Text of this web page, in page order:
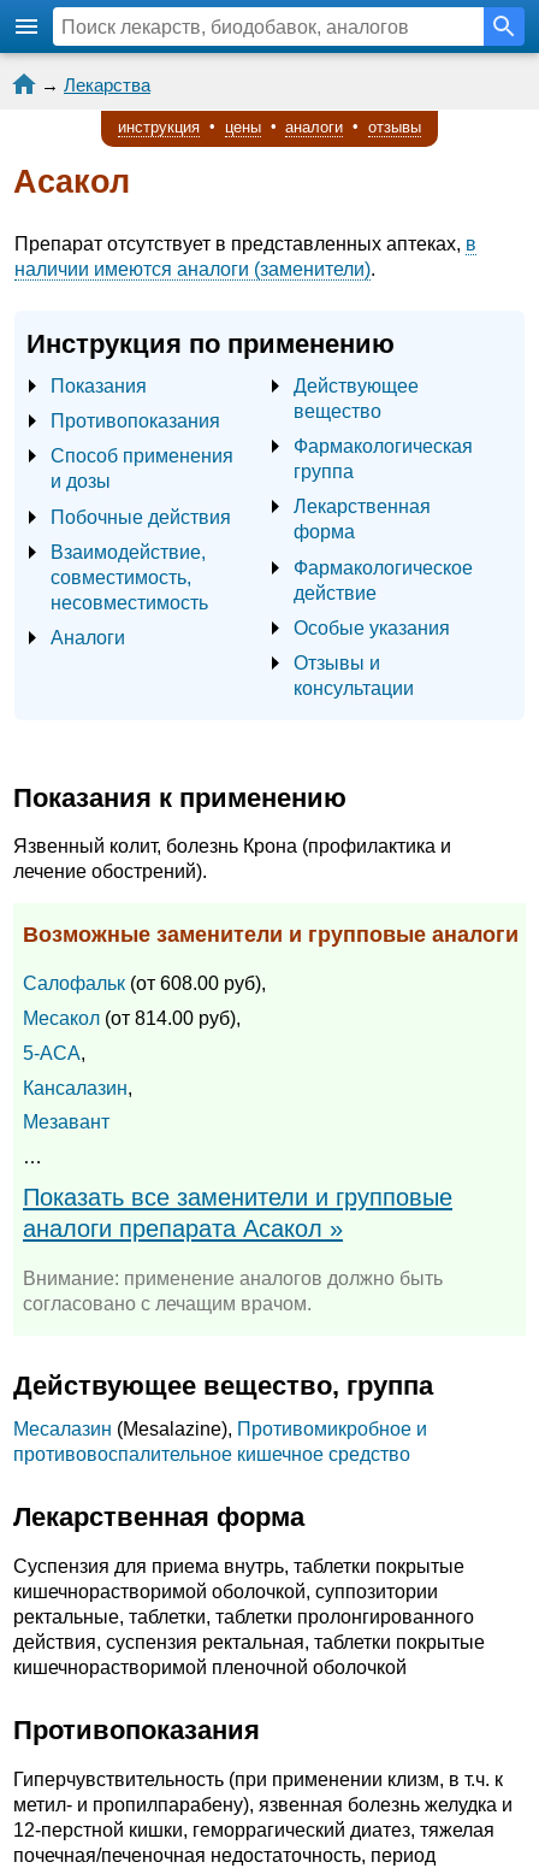
→ Лекарства
инструкция • цены • аналоги • отзывы
Асакол
Препарат отсутствует в представленных аптеках, в
наличии имеются аналоги (заменители).
Инструкция по применению
Показания
Противопоказания
Способ применения
и дозы
Побочные действия
Взаимодействие,
совместимость,
несовместимость
Аналоги
Действующее
вещество
Фармакологическая
группа
Лекарственная
форма
Фармакологическое
действие
Особые указания
Отзывы и
консультации
Показания к применению
Язвенный колит, болезнь Крона (профилактика и
лечение обострений).
Возможные заменители и групповые аналоги
Салофальк (от 608.00 руб),
Месакол (от 814.00 руб),
5-АСА,
Кансалазин,
Мезавант
…
Показать все заменители и групповые
аналоги препарата Асакол »
Внимание: применение аналогов должно быть
согласовано с лечащим врачом.
Действующее вещество, группа
Месалазин (Mesalazine), Противомикробное и
противовоспалительное кишечное средство
Лекарственная форма
Суспензия для приема внутрь, таблетки покрытые
кишечнорастворимой оболочкой, суппозитории
ректальные, таблетки, таблетки пролонгированного
действия, суспензия ректальная, таблетки покрытые
кишечнорастворимой пленочной оболочкой
Противопоказания
Гиперчувствительность (при применении клизм, в т.ч. к
метил- и пропилпарабену), язвенная болезнь желудка и
12-перстной кишки, геморрагический диатез, тяжелая
почечная/печеночная недостаточность, период